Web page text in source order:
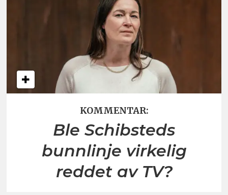
KOMMENTAR:
Ble Schibsteds
bunnlinje virkelig
reddet av TV?